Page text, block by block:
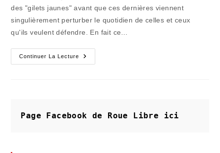
des "gilets jaunes" avant que ces dernières viennent
singulièrement perturber le quotidien de celles et ceux
qu'ils veulent défendre. En fait ce…
Continuer La Lecture
Les
Classes
Page Facebook de Roue Libre ici